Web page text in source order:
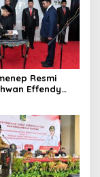
Resmi
Effendy